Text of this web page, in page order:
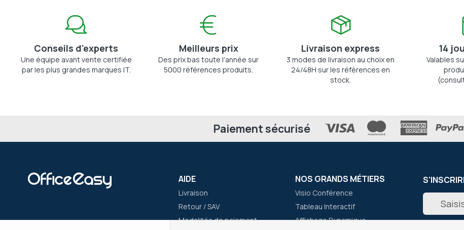
Conseils d'experts
Une équipe avant vente certifiée
par les plus grandes marques IT.
Meilleurs prix
Des prix bas toute l'année sur
5000 références produits.
Livraison express
3 modes de livraison au choix en
24/48H sur les références en
stock.
14
Valables
Paiement sécurisé
AIDE
Livraison
Retour / SAV
Modalités de paiement
NOS GRANDS MÉTIERS
Visio Conférence
Tableau Interactif
Affichage Dynamique
Inscription
notre